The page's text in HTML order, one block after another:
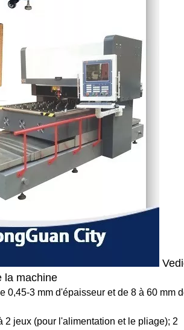
la machine
0,45-3 mm d'épaisseur et de 8 à 60 mm
2 jeux (pour l'alimentation et le pliage); 2